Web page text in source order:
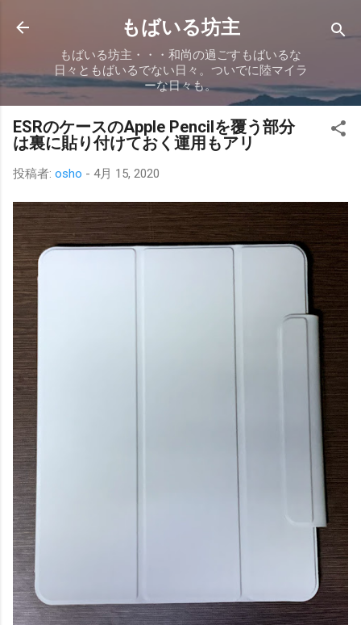
スキップしてメイン コンテンツに移動
もばいる坊主
もばいる坊主・・・和尚の過ごすもばいるな
日々ともばいるでない日々。ついでに陸マイラ
ーな日々も。
ESRのケースのApple Pencilを覆う部分
は裏に貼り付けておく運用もアリ
投稿者: osho - 4月 15, 2020